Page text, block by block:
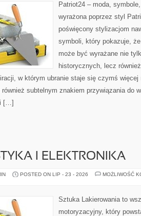
Patriot24 – moda,
wyrażona poprzez styl
poświęcony stylizacjom
symboli, który pokazuje,
może być wyrażane nie
historycznych, lecz
w którym ubranie staje się czymś
subtelnym znakiem przywiązania do
i […]
I ELEKTRONIKA
POSTED ON LIP - 23 - 2026
MOŻLIWOŚĆ
Sztuka Lakierowania to
motoryzacyjny, który